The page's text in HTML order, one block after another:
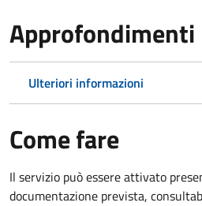
Approfondimenti
Ulteriori informazioni
Come fare
Il servizio può essere attivato
documentazione prevista,